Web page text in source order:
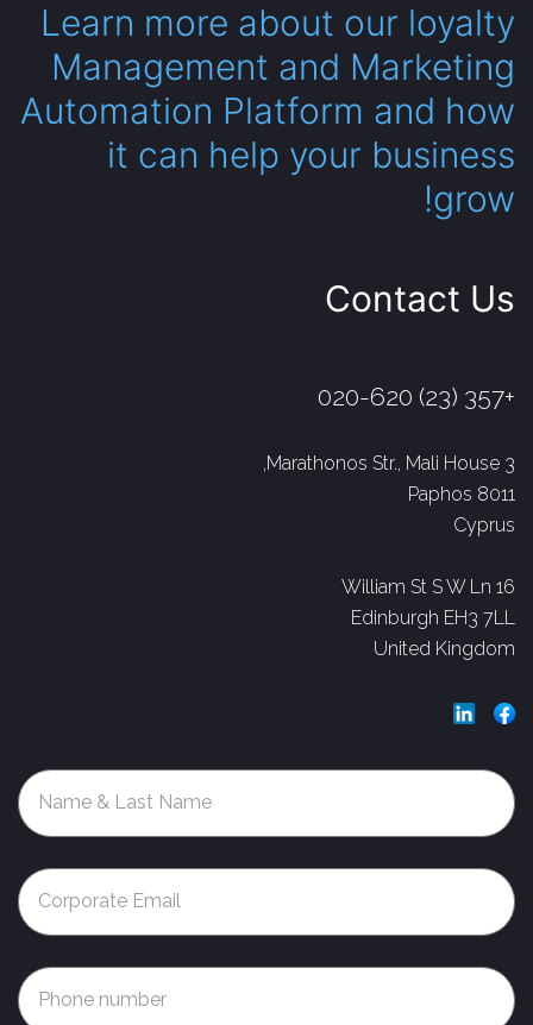
Learn more about our loyalty
Management and Marketing
Automation Platform and how
it can help your business
grow!
Contact Us
+357 (23) 020-620
3 Marathonos Str., Mali House,
Paphos 8011
Cyprus
16 William St S W Ln
Edinburgh EH3 7LL
United Kingdom